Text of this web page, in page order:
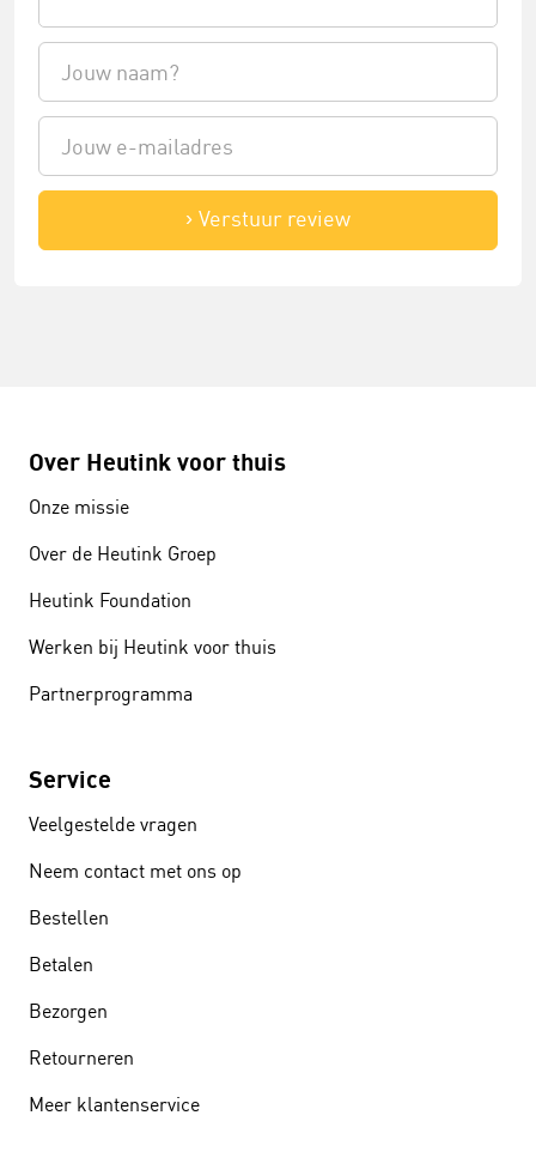
Verstuur review
Over Heutink voor thuis
Onze missie
Over de Heutink Groep
Heutink Foundation
Werken bij Heutink voor thuis
Partnerprogramma
Service
Veelgestelde vragen
Neem contact met ons op
Bestellen
Betalen
Bezorgen
Retourneren
Meer klantenservice